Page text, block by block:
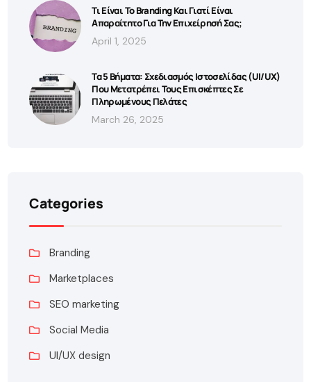
Τι Είναι Το Branding Και Γιατί Είναι
Απαραίτητο Για Την Επιχείρησή Σας;
April 1, 2025
Τα 5 Βήματα: Σχεδιασμός Ιστοσελίδας (UI/UX)
Που Μετατρέπει Τους Επισκέπτες Σε
Πληρωμένους Πελάτες
March 26, 2025
Categories
Branding
Marketplaces
SEO marketing
Social Media
UI/UX design